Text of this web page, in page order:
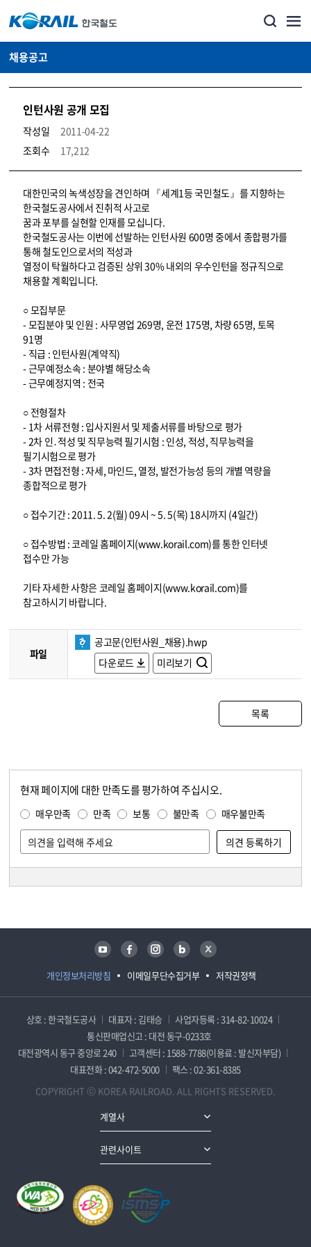
채용공고
인턴사원 공개 모집
작성일
2011-04-22
조회수
17,212
코레일소개_경영공시_채용공고 상세보기 – 내용, 파일, 담당자 연락처로 구성
대한민국의 녹색성장을 견인하며 『세계1등 국민철도』를 지향하는
한국철도공사에서 진취적 사고로
꿈과 포부를 실현할 인재를 모십니다.
한국철도공사는 이번에 선발하는 인턴사원 600명 중에서 종합평가를
통해 철도인으로서의 적성과
열정이 탁월하다고 검증된 상위 30% 내외의 우수인턴을 정규직으로
채용할 계획입니다.
○ 모집부문
- 모집분야 및 인원 : 사무영업 269명, 운전 175명, 차량 65명, 토목
91명
- 직급 : 인턴사원(계약직)
- 근무예정소속 : 분야별 해당소속
- 근무예정지역 : 전국
○ 전형절차
- 1차 서류전형 : 입사지원서 및 제출서류를 바탕으로 평가
- 2차 인․적성 및 직무능력 필기시험 : 인성, 적성, 직무능력을
필기시험으로 평가
- 3차 면접전형 : 자세, 마인드, 열정, 발전가능성 등의 개별 역량을
종합적으로 평가
○ 접수기간 : 2011. 5. 2(월) 09시 ~ 5. 5(목) 18시까지 (4일간)
○ 접수방법 : 코레일 홈페이지(www.korail.com)를 통한 인터넷
접수만 가능
기타 자세한 사항은 코레일 홈페이지(www.korail.com)를
참고하시기 바랍니다.
파일
공고문(인턴사원_채용).hwp
다운로드
미리보기
목록
현재 페이지에 대한 만족도를 평가하여 주십시오.
매우만족 만족 보통 불만족 매우불만족
개인정보처리방침 이메일무단수집거부 저작권정책
유튜브 페이스북 인스타그램 블로그 트위터
상호 : 한국철도공사 대표자 : 김태승
사업자등록 : 314-82-10024
통신판매업신고 : 대전 동구-0233호
대전광역시 동구 중앙로 240
고객센터 : 1588-7788(이용료 : 발신자부담)
대표전화 : 042-472-5000
팩스 : 02-361-8385
COPYRIGHT ⓒ KOREA RAILROAD. ALL RIGHTS RESERVED.
계열사
관련사이트